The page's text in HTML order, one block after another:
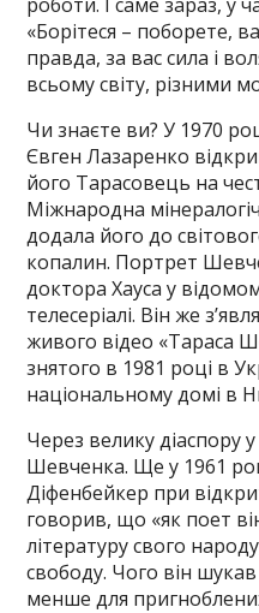
«Борітеся – поборете,
правда, за вас сила і
всьому світу, різними
Чи знаєте ви? У 1970
Євген Лазаренко
його Тарасовець на
Міжнародна
додала його до
копалин. Портрет
доктора Хауса у
телесеріалі. Він же
живого відео «Тараса
знятого в 1981 році в
національному домі в
Через велику діаспору
Шевченка. Ще у 1961
Діфенбейкер при
говорив, що «як поет
літературу свого
свободу. Чого він
менше для